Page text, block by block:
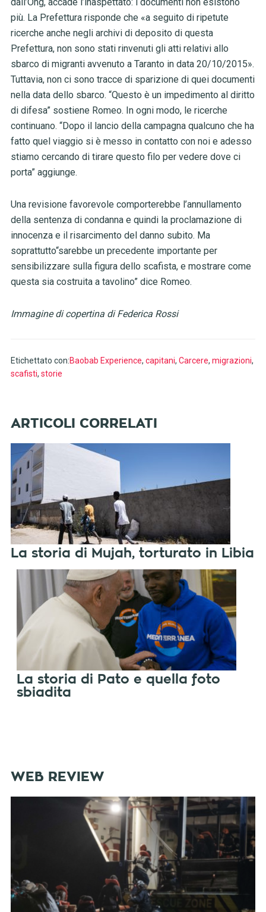
più. La Prefettura risponde che «a seguito di ripetute
ricerche anche negli archivi di deposito di questa
Prefettura, non sono stati rinvenuti gli atti relativi allo
sbarco di migranti avvenuto a Taranto in data 20/10/2015».
Tuttavia, non ci sono tracce di sparizione di quei documenti
nella data dello sbarco. “Questo è un impedimento al diritto
di difesa” sostiene Romeo. In ogni modo, le ricerche
continuano. “Dopo il lancio della campagna qualcuno che ha
fatto quel viaggio si è messo in contatto con noi e adesso
stiamo cercando di tirare questo filo per vedere dove ci
porta” aggiunge.
Una revisione favorevole comporterebbe l’annullamento
della sentenza di condanna e quindi la proclamazione di
innocenza e il risarcimento del danno subito. Ma
soprattutto“sarebbe un precedente importante per
sensibilizzare sulla figura dello scafista, e mostrare come
questa sia costruita a tavolino” dice Romeo.
Immagine di copertina di Federica Rossi
Etichettato con:Baobab Experience, capitani, Carcere, migrazioni,
scafisti, storie
La storia di Mujah, torturato in Libia
La storia di Pato e quella foto
sbiadita
WEB REVIEW